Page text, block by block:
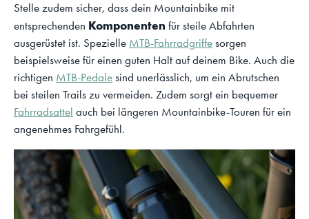
Stelle zudem sicher, dass dein Mountainbike mit
entsprechenden Komponenten für steile Abfahrten
ausgerüstet ist. Spezielle MTB-Fahrradgriffe sorgen
beispielsweise für einen guten Halt auf deinem Bike. Auch die
richtigen MTB-Pedale sind unerlässlich, um ein Abrutschen
bei steilen Trails zu vermeiden. Zudem sorgt ein bequemer
Fahrradsattel auch bei längeren Mountainbike-Touren für ein
angenehmes Fahrgefühl.